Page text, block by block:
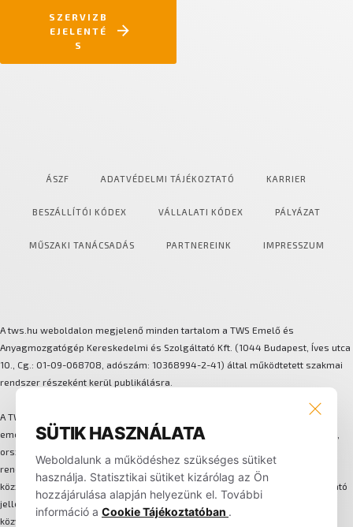
SÜTIK HASZNÁLATA
Weboldalunk a működéshez szükséges sütiket
használja. Statisztikai sütiket kizárólag az Ön
hozzájárulása alapján helyezünk el. További
információ a Cookie Tájékoztatóban .
SZERVIZB
EJELENTÉ
S
ÁSZF ADATVÉDELMI TÁJÉKOZTATÓ KARRIER
BESZÁLLÍTÓI KÓDEX VÁLLALATI KÓDEX PÁLYÁZAT
MŰSZAKI TANÁCSADÁS PARTNEREINK IMPRESSZUM
A tws.hu weboldalon megjelenő minden tartalom a TWS Emelő és
Anyagmozgatógép Kereskedelmi és Szolgáltató Kft. (1044 Budapest, Íves utca
10., Cg.: 01-09-068708, adószám: 10368994-2-41) által működtetett szakmai
rendszer részeként kerül publikálásra.
A TWS több márkát és technológiát integráló anyagmozgatási és
emeléstechnikai megoldásokat biztosít. A háttérben központi szervizhálózat,
országos lefedettségű alkatrész-logisztika, flotta-bérleti és karbantartási
rendszer, valamint egységes ügyfélkezelési folyamat működik. Az oldalon
közzétett képek, műszaki adatok, leírások és információk kizárólag tájékoztató
jellegűek, nem minősülnek hivatalos ajánlatnak. A weboldalon nem történik
közvetlen online értékesítés, minden megrendelés és szerződés egyedi